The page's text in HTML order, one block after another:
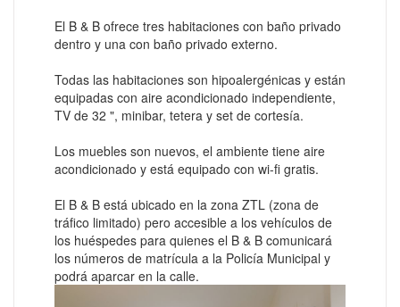
El B & B ofrece tres habitaciones con baño privado
dentro y una con baño privado externo.
Todas las habitaciones son hipoalergénicas y están
equipadas con aire acondicionado independiente,
TV de 32 ", minibar, tetera y set de cortesía.
Los muebles son nuevos, el ambiente tiene aire
acondicionado y está equipado con wi-fi gratis.
El B & B está ubicado en la zona ZTL (zona de
tráfico limitado) pero accesible a los vehículos de
los huéspedes para quienes el B & B comunicará
los números de matrícula a la Policía Municipal y
podrá aparcar en la calle.